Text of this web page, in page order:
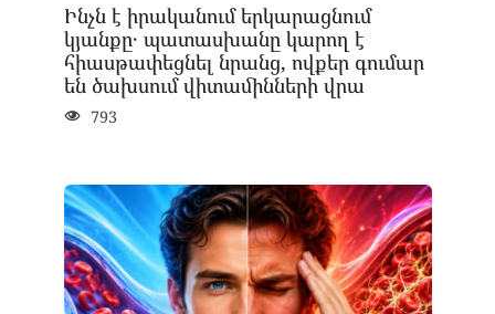
Ինչն է իրականում երկարացնում
կյանքը․ պատասխանը կարող է
հիասթափեցնել նրանց, ովքեր գումար
են ծախսում վիտամինների վրա
793